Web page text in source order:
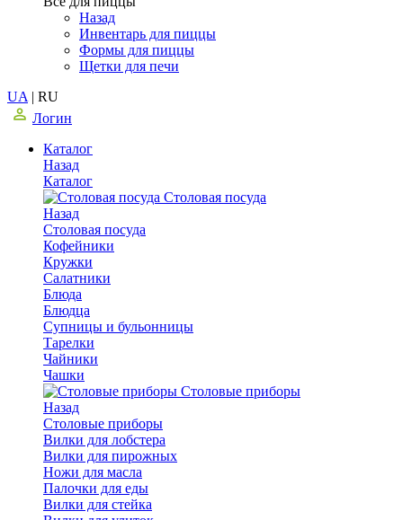
Назад
Инвентарь для пиццы
Формы для пиццы
Щетки для печи
UA | RU
Логин
Каталог
Назад
Каталог
Столовая посуда
Назад
Столовая посуда
Кофейники
Кружки
Салатники
Блюда
Блюдца
Супницы и бульонницы
Тарелки
Чайники
Чашки
Cтоловые приборы
Назад
Cтоловые приборы
Вилки для лобстера
Вилки для пирожных
Ножи для масла
Палочки для еды
Вилки для стейка